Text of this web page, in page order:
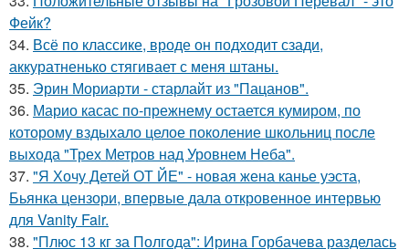
Фейк?
34. Всё по классике, вроде он подходит сзади,
аккуратненько стягивает с меня штаны.
35. Эрин Мориарти - старлайт из "Пацанов".
36. Марио касас по-прежнему остается кумиром, по
которому вздыхало целое поколение школьниц после
выхода "Трех Метров над Уровнем Неба".
37. "Я Хочу Детей ОТ ЙЕ" - новая жена канье уэста,
Бьянка цензори, впервые дала откровенное интервью
для Vanity Fair.
38. "Плюс 13 кг за Полгода": Ирина Горбачева разделась